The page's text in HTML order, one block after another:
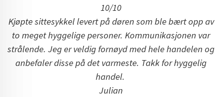
10/10
Kjøpte sittesykkel levert på døren som ble bært opp av
to meget hyggelige personer. Kommunikasjonen var
strålende. Jeg er veldig fornøyd med hele handelen og
anbefaler disse på det varmeste. Takk for hyggelig
handel.
Julian